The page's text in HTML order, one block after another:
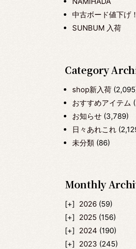
中古ボード値下げ！
SUNBUM 入荷
Category
shop新入荷
おすすめアイテム
お知らせ (3,789)
日々あれこれ
未分類 (86)
Monthly
2026 (59)
2025 (156)
2024 (190)
2023 (245)